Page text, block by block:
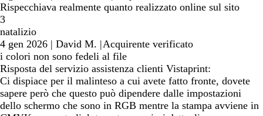
Rispecchiava realmente quanto realizzato online sul sito
3
natalizio
4 gen 2026 | David M. |Acquirente verificato
i colori non sono fedeli al file
Risposta del servizio assistenza clienti Vistaprint:
Ci dispiace per il malinteso a cui avete fatto fronte, dovete
sapere però che questo può dipendere dalle impostazioni
dello schermo che sono in RGB mentre la stampa avviene in